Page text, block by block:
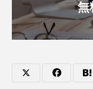
無